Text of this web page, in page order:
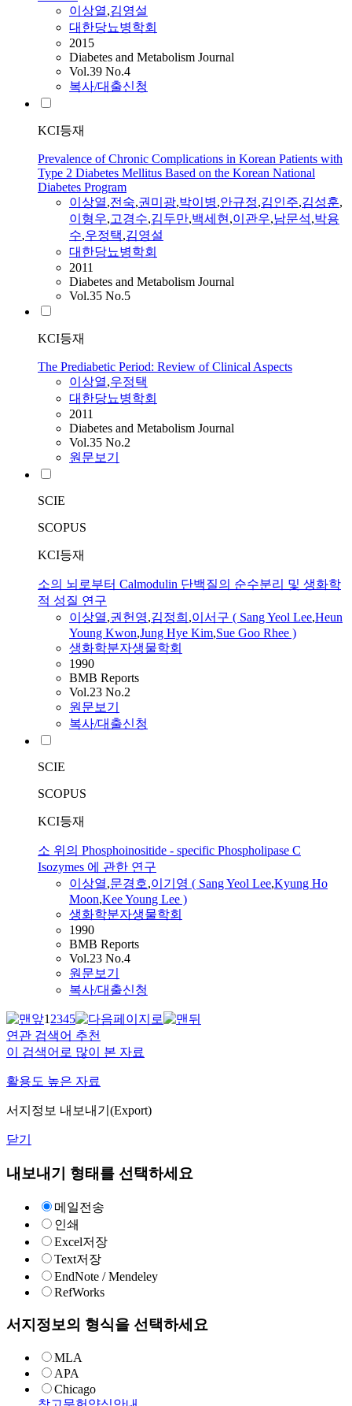
이상열,김영설
대한당뇨병학회
2015
Diabetes and Metabolism Journal
Vol.39 No.4
복사/대출신청
KCI등재
Prevalence of Chronic Complications in Korean Patients with
Type 2 Diabetes Mellitus Based on the Korean National
Diabetes Program
이상열,전숙,권미광,박이병,안규정,김인주,김성훈,
이형우,고경수,김두만,백세현,이관우,남문석,박용
수,우정택,김영설
대한당뇨병학회
2011
Diabetes and Metabolism Journal
Vol.35 No.5
KCI등재
The Prediabetic Period: Review of Clinical Aspects
이상열,우정택
대한당뇨병학회
2011
Diabetes and Metabolism Journal
Vol.35 No.2
원문보기
SCIE
SCOPUS
KCI등재
소의 뇌로부터 Calmodulin 단백질의 순수분리 및 생화학
적 성질 연구
이상열,권헌영,김정희 ,이서구 ( Sang Yeol Lee,Heun
Young Kwon,Jung Hye Kim,Sue Goo Rhee )
생화학분자생물학회
1990
BMB Reports
Vol.23 No.2
원문보기
복사/대출신청
SCIE
SCOPUS
KCI등재
소 위의 Phosphoinositide - specific Phospholipase C
Isozymes 에 관한 연구
이상열,문경호,이기영 ( Sang Yeol Lee,Kyung Ho
Moon,Kee Young Lee )
생화학분자생물학회
1990
BMB Reports
Vol.23 No.4
원문보기
복사/대출신청
12345
연관 검색어 추천
이 검색어로 많이 본 자료
활용도 높은 자료
서지정보 내보내기(Export)
닫기
내보내기 형태를 선택하세요
메일전송
인쇄
Excel저장
Text저장
EndNote / Mendeley
RefWorks
서지정보의 형식을 선택하세요
MLA
APA
Chicago